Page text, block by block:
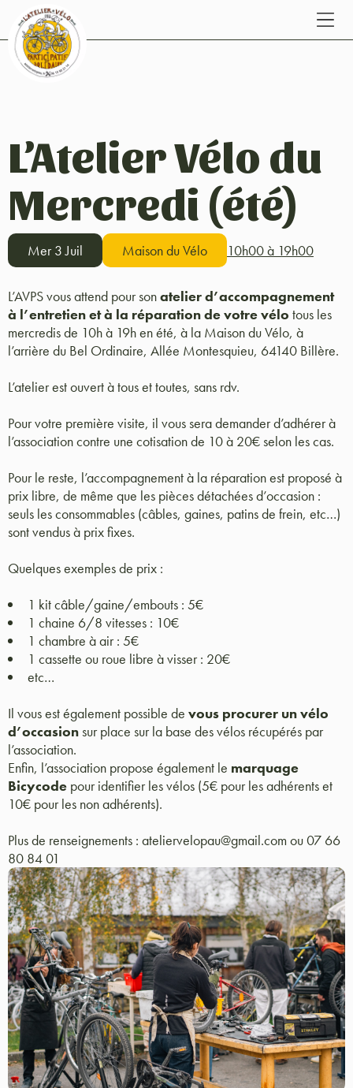
L’Atelier Vélo du
Mercredi (été)
Mer 3 Juil Maison du Vélo 10h00 à 19h00
L’AVPS vous attend pour sonatelier d’accompagnement
à l’entretien et à la réparation de votre vélo tous les
mercredis de 10h à 19h en été, à la Maison du Vélo, à
l’arrière du Bel Ordinaire, Allée Montesquieu, 64140 Billère.
L’atelier est ouvert à tous et toutes, sans rdv.
Pour votre première visite, il vous sera demander d’adhérer à
l’association contre une cotisation de 10 à 20€ selon les cas.
Pour le reste, l’accompagnement à la réparation est proposé à
prix libre, de même que les pièces détachées d’occasion :
seuls les consommables (câbles, gaines, patins de frein, etc…)
sont vendus à prix fixes.
Quelques exemples de prix :
1 kit câble/gaine/embouts : 5€
1 chaine 6/8 vitesses : 10€
1 chambre à air : 5€
1 cassette ou roue libre à visser : 20€
etc…
Il vous est également possible de vous procurer un vélo
d’occasionsur place sur la base des vélos récupérés par
l’association.
Enfin, l’association propose également le marquage
Bicycode pour identifier les vélos (5€ pour les adhérents et
10€ pour les non adhérents).
Plus de renseignements : ateliervelopau@gmail.com ou 07 66
80 84 01